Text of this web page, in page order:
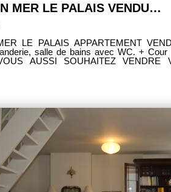
BELLE ILE EN MER LE PALAIS VENDU APPARTEMENT 32,93 m² sur cour
1 coin
salle de bains avec WC. +